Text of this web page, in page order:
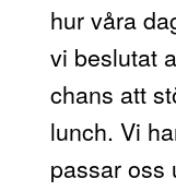
hur våra
vi beslutat
chans att
lunch. Vi
passar oss